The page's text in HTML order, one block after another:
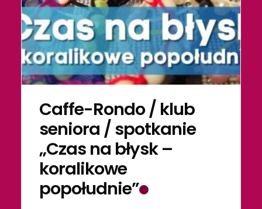
Caffe-Rondo / klub
seniora / spotkanie
„Czas na błysk –
koralikowe
popołudnie”